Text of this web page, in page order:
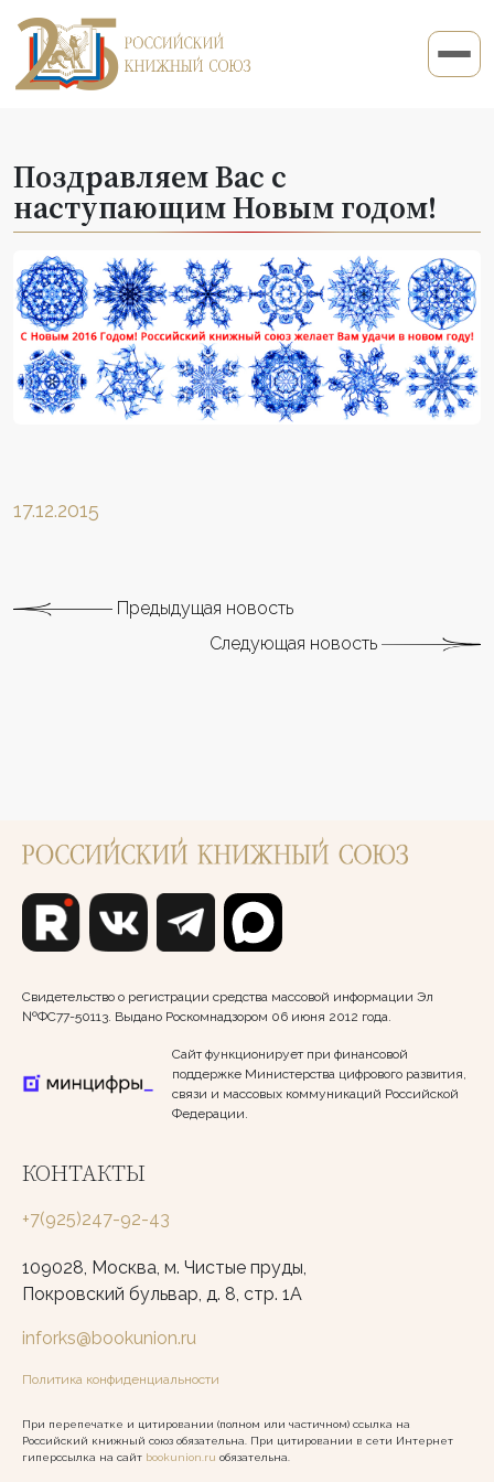
Поздравляем Вас с
наступающим Новым годом!
17.12.2015
Предыдущая новость
Следующая новость
Свидетельство о регистрации средства массовой информации Эл
№ФС77-50113. Выдано Роскомнадзором 06 июня 2012 года.
Сайт функционирует при финансовой
поддержке Министерства цифрового развития,
связи и массовых коммуникаций Российской
Федерации.
КОНТАКТЫ
+7(925)247-92-43
109028, Москва, м. Чистые пруды,
Покровский бульвар, д. 8, стр. 1А
inforks@bookunion.ru
Политика конфиденциальности
При перепечатке и цитировании (полном или частичном) ссылка на
Российский книжный союз обязательна. При цитировании в сети Интернет
гиперссылка на сайт bookunion.ru обязательна.